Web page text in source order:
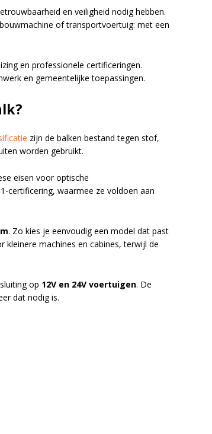
en veiligheid nodig hebben.
of transportvoertuig: met een
en professionele certificeringen.
en gemeentelijke toepassingen.
zijn de balken bestand tegen stof,
worden gebruikt.
eisen voor optische
certificering, waarmee ze voldoen aan
. Zo kies je eenvoudig een model dat past
machines en cabines, terwijl de
op 12V en 24V voertuigen. De
dat nodig is.